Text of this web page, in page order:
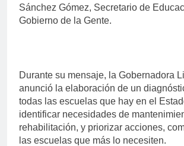
Sánchez Gómez, Secretario de
Gobierno de la Gente.
Durante su mensaje, la Gobernadora
anunció la elaboración de un
todas las escuelas que hay en el
identificar necesidades de
rehabilitación, y priorizar acciones,
las escuelas que más lo necesiten.